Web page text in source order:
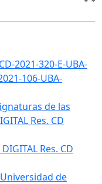
2021-320-E-UBA-
106-UBA-
de las
Res. CD
Res. CD
de